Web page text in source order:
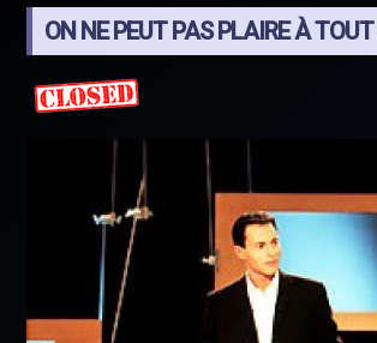
ON NE PEUT PAS PLAIRE À